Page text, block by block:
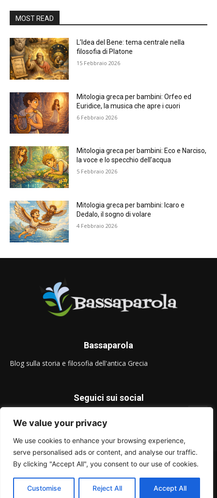
We value your privacy
We use cookies to enhance your browsing experience,
serve personalised ads or content, and analyse our traffic.
By clicking "Accept All", you consent to our use of cookies.
Customise Reject All Accept All
MOST READ
L’Idea del Bene: tema centrale nella
filosofia di Platone
15 Febbraio 2026
Mitologia greca per bambini: Orfeo ed
Euridice, la musica che apre i cuori
6 Febbraio 2026
Mitologia greca per bambini: Eco e Narciso,
la voce e lo specchio dell’acqua
5 Febbraio 2026
Mitologia greca per bambini: Icaro e
Dedalo, il sogno di volare
4 Febbraio 2026
Bassaparola
Blog sulla storia e filosofia dell'antica Grecia
Seguici sui social
© Bassaparola.it 2015-2025
Privacy Policy